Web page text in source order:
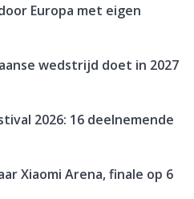
Europa met eigen
wedstrijd doet in 2027
2026: 16 deelnemende
Xiaomi Arena, finale op 6